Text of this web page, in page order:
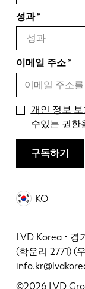
KO
LVD Korea • 경
(학운리 2771) (
©2026 LVD
성과
이메일 주소
개인 정보
수있는 권한
구독하기